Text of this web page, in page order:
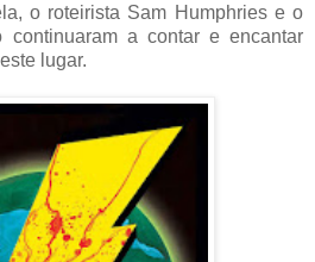
o roteirista Sam Humphries e o
continuaram a contar e encantar
lugar.